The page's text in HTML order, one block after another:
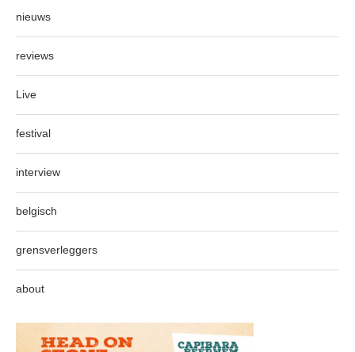
nieuws
reviews
Live
festival
interview
belgisch
grensverleggers
about